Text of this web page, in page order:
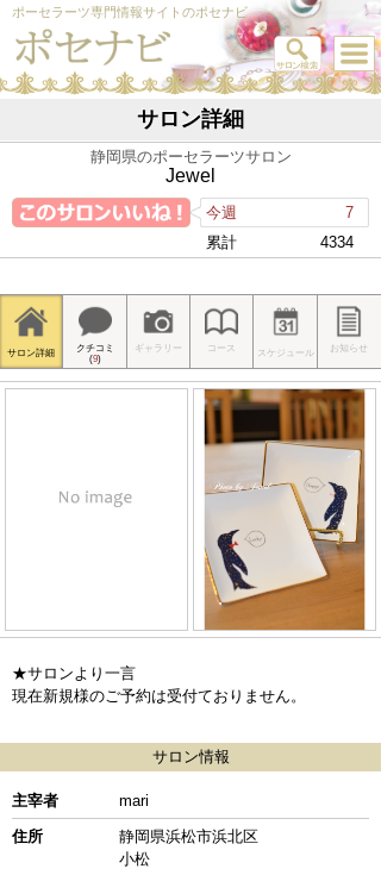
ポーセラーツ専門情報サイトのポセナビ
サロン詳細
静岡県のポーセラーツサロン
Jewel
今週
7
累計
4334
サロン詳細
クチコミ
(9)
ギャラリー コース スケジュール お知らせ
★サロンより一言
現在新規様のご予約は受付ておりません。
サロン情報
主宰者
mari
住所
静岡県浜松市浜北区
小松